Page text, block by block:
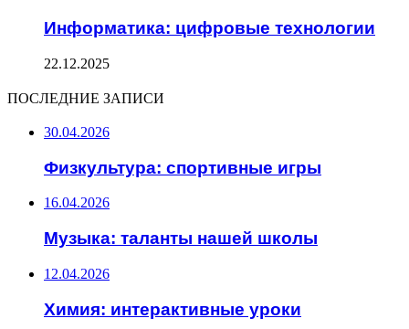
Информатика: цифровые технологии
22.12.2025
ПОСЛЕДНИЕ ЗАПИСИ
30.04.2026
Физкультура: спортивные игры
16.04.2026
Музыка: таланты нашей школы
12.04.2026
Химия: интерактивные уроки